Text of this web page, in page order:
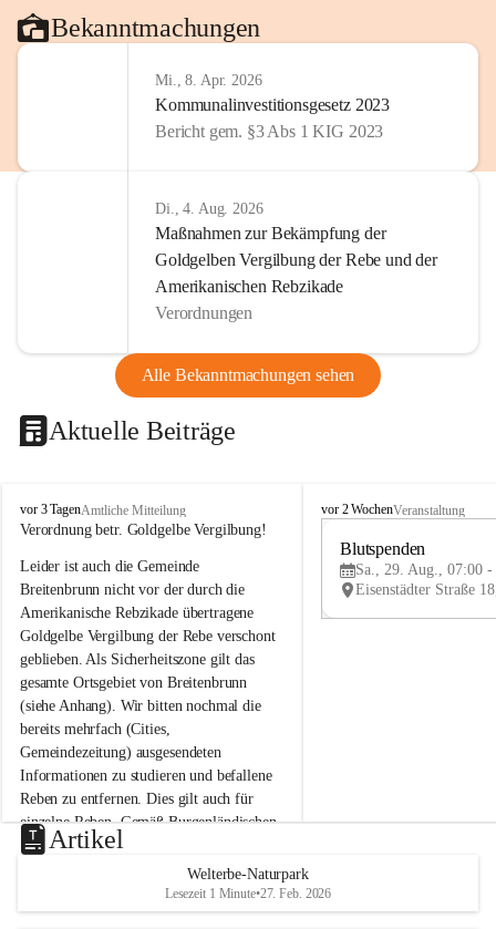
Bekanntmachungen
Mi., 8. Apr. 2026
Kommunalinvestitionsgesetz 2023
Bericht gem. §3 Abs 1 KIG 2023
Di., 4. Aug. 2026
Maßnahmen zur Bekämpfung der
Goldgelben Vergilbung der Rebe und der
Amerikanischen Rebzikade
Verordnungen
Alle Bekanntmachungen sehen
Aktuelle Beiträge
B
r
i
t
e
n
b
r
u
n
n
a
m
N
e
u
s
d
vor 3 TagenAmtliche Mitteilung
Verordnung betr. Goldgelbe Vergilbung!
Leider ist auch die Gemeinde
Breitenbrunn nicht vor der durch die
Amerikanische Rebzikade übertragene
Goldgelbe Vergilbung der Rebe verschont
geblieben. Als Sicherheitszone gilt das
gesamte Ortsgebiet von Breitenbrunn
(siehe Anhang). Wir bitten nochmal die
bereits mehrfach (Cities,
Gemeindezeitung) ausgesendeten
Informationen zu studieren und befallene
Reben zu entfernen. Dies gilt auch für
einzelne Reben. Gemäß Burgenländischen
Weinbaugesetz sind nicht gepflegte oder
unzulässige Weingärten zu roden! Bitte
helfen wir zusammen um unsere Winzer
vor den prognostizierten Ernteausfällen
B
e
u
e
d
vor 2 WochenVeranstaltung
Blutspenden
Sa., 29. Aug., 07:00 -
Artikel
Welterbe-Naturpark
Lesezeit 1 Minute•27. Feb. 2026